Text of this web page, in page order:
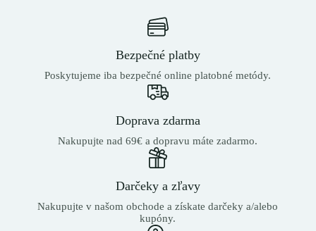
Bezpečné platby
Poskytujeme iba bezpečné online platobné metódy.
Doprava zdarma
Nakupujte nad 69€ a dopravu máte zadarmo.
Darčeky a zľavy
Nakupujte v našom obchode a získate darčeky a/alebo
kupóny.